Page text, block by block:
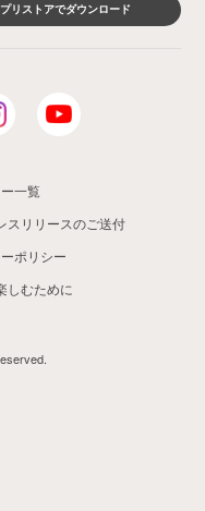
リストアでダウンロード
一覧
スリリースのご送付
ポリシー
しむために